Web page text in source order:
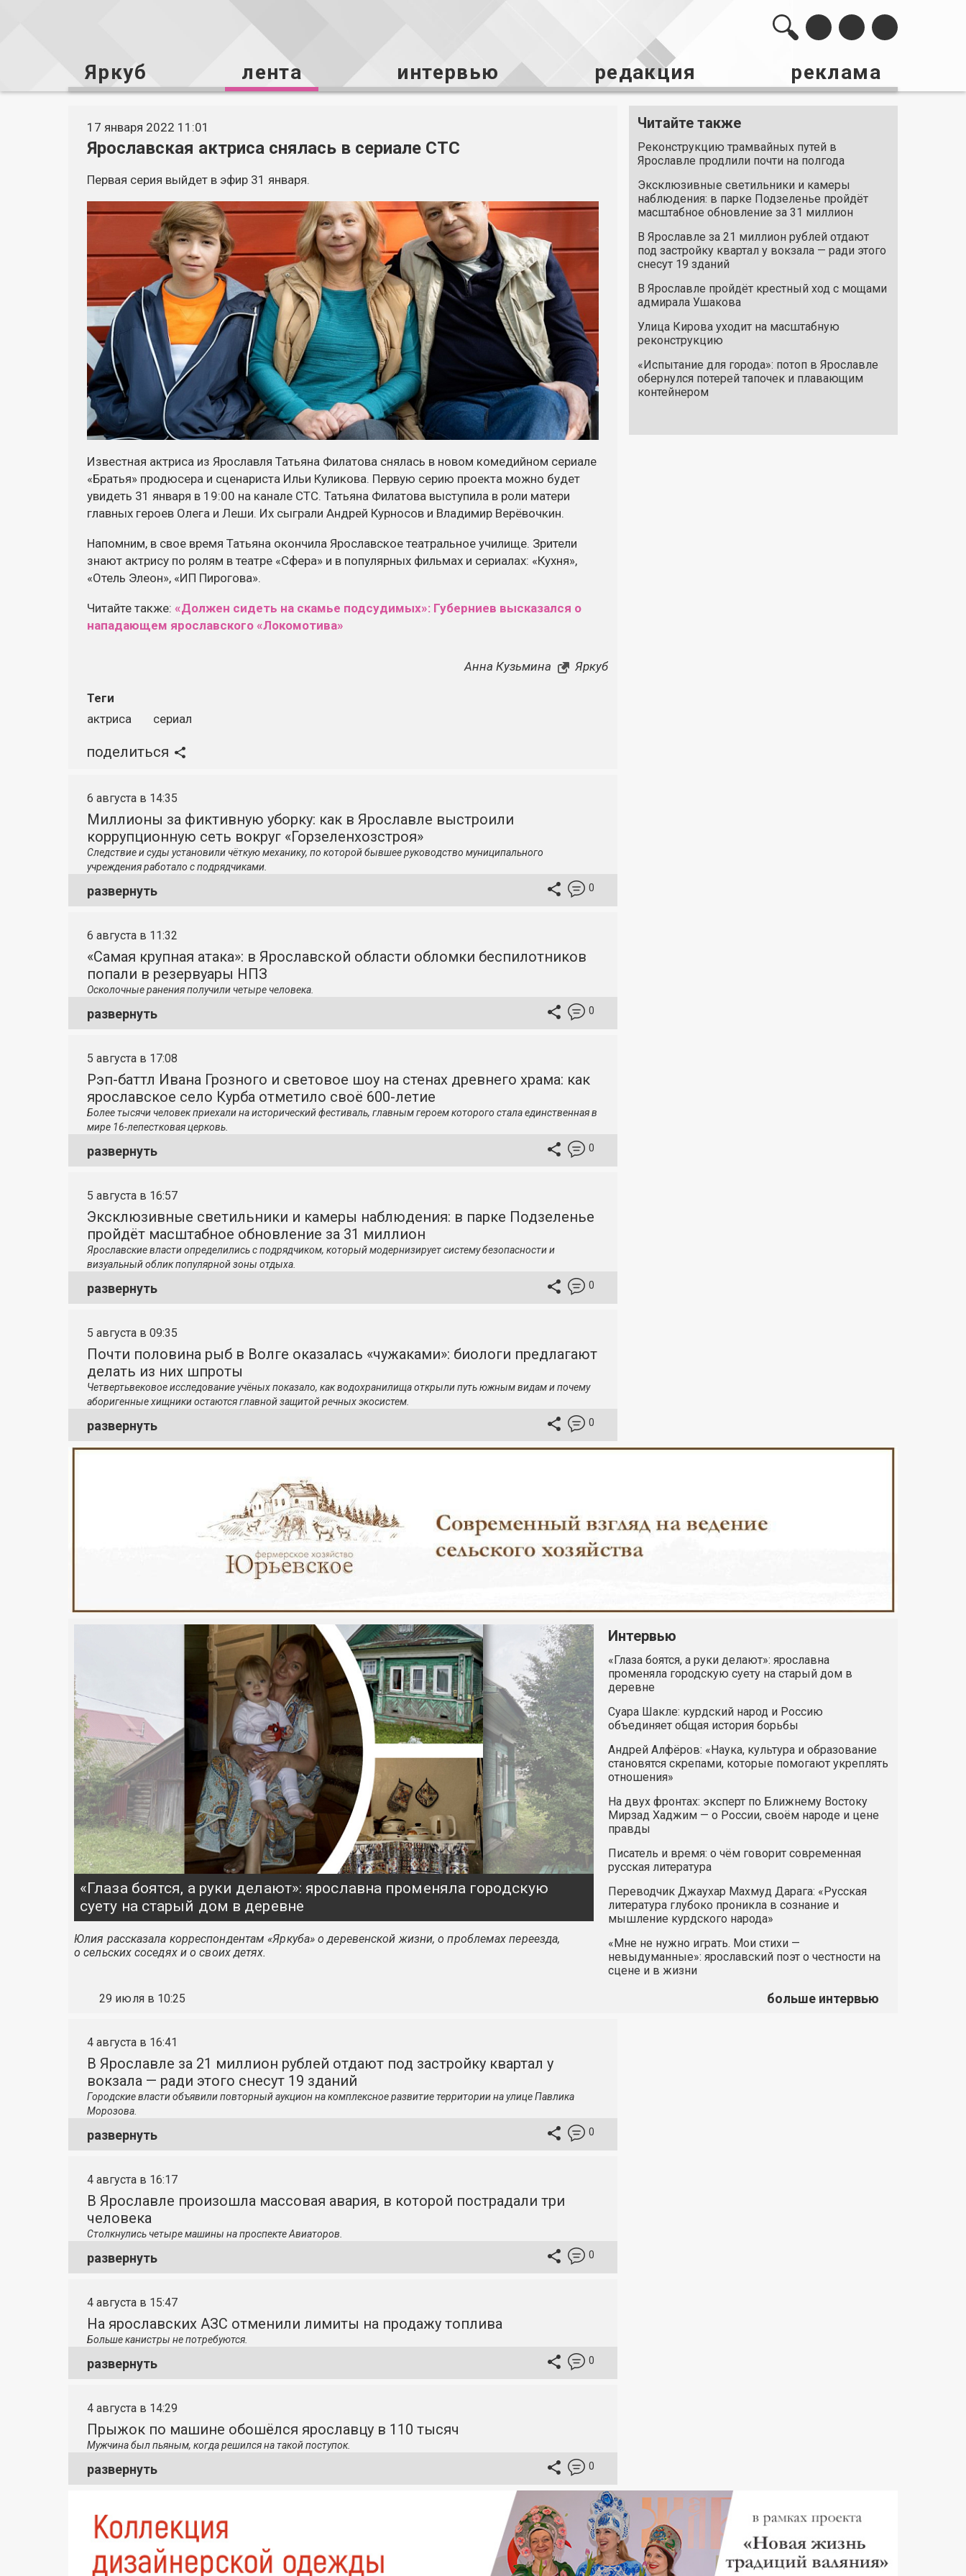
Яркуб лента интервью редакция реклама
17 января 2022 11:01
Ярославская актриса снялась в сериале СТС
Первая серия выйдет в эфир 31 января.
Известная актриса из Ярославля Татьяна Филатова снялась в новом комедийном сериале
«Братья» продюсера и сценариста Ильи Куликова. Первую серию проекта можно будет
увидеть 31 января в 19:00 на канале СТС. Татьяна Филатова выступила в роли матери
главных героев Олега и Леши. Их сыграли Андрей Курносов и Владимир Верёвочкин.
Напомним, в свое время Татьяна окончила Ярославское театральное училище. Зрители
знают актрису по ролям в театре «Сфера» и в популярных фильмах и сериалах: «Кухня»,
«Отель Элеон», «ИП Пирогова».
Читайте также: «Должен сидеть на скамье подсудимых»: Губерниев высказался о
нападающем ярославского «Локомотива»
Анна Кузьмина Яркуб
Теги
актриса
сериал
поделиться
Читайте также
Реконструкцию трамвайных путей в
Ярославле продлили почти на полгода
Эксклюзивные светильники и камеры
наблюдения: в парке Подзеленье пройдёт
масштабное обновление за 31 миллион
В Ярославле за 21 миллион рублей отдают
под застройку квартал у вокзала — ради этого
снесут 19 зданий
В Ярославле пройдёт крестный ход с мощами
адмирала Ушакова
Улица Кирова уходит на масштабную
реконструкцию
«Испытание для города»: потоп в Ярославле
обернулся потерей тапочек и плавающим
контейнером
6 августа в 14:35
Миллионы за фиктивную уборку: как в Ярославле выстроили
коррупционную сеть вокруг «Горзеленхозстроя»
Следствие и суды установили чёткую механику, по которой бывшее руководство муниципального
учреждения работало с подрядчиками.
развернуть 0
6 августа в 11:32
«Самая крупная атака»: в Ярославской области обломки беспилотников
попали в резервуары НПЗ
Осколочные ранения получили четыре человека.
развернуть 0
5 августа в 17:08
Рэп-баттл Ивана Грозного и световое шоу на стенах древнего храма: как
ярославское село Курба отметило своё 600-летие
Более тысячи человек приехали на исторический фестиваль, главным героем которого стала единственная в
мире 16-лепестковая церковь.
развернуть 0
5 августа в 16:57
Эксклюзивные светильники и камеры наблюдения: в парке Подзеленье
пройдёт масштабное обновление за 31 миллион
Ярославские власти определились с подрядчиком, который модернизирует систему безопасности и
визуальный облик популярной зоны отдыха.
развернуть 0
5 августа в 09:35
Почти половина рыб в Волге оказалась «чужаками»: биологи предлагают
делать из них шпроты
Четвертьвековое исследование учёных показало, как водохранилища открыли путь южным видам и почему
аборигенные хищники остаются главной защитой речных экосистем.
развернуть 0
«Глаза боятся, а руки делают»: ярославна променяла городскую
суету на старый дом в деревне
Юлия рассказала корреспондентам «Яркуба» о деревенской жизни, о проблемах переезда,
о сельских соседях и о своих детях.
29 июля в 10:25
Интервью
«Глаза боятся, а руки делают»: ярославна
променяла городскую суету на старый дом в
деревне
Суара Шакле: курдский народ и Россию
объединяет общая история борьбы
Андрей Алфёров: «Наука, культура и образование
становятся скрепами, которые помогают укреплять
отношения»
На двух фронтах: эксперт по Ближнему Востоку
Мирзад Хаджим — о России, своём народе и цене
правды
Писатель и время: о чём говорит современная
русская литература
Переводчик Джаухар Махмуд Дарага: «Русская
литература глубоко проникла в сознание и
мышление курдского народа»
«Мне не нужно играть. Мои стихи —
невыдуманные»: ярославский поэт о честности на
сцене и в жизни
больше интервью
4 августа в 16:41
В Ярославле за 21 миллион рублей отдают под застройку квартал у
вокзала — ради этого снесут 19 зданий
Городские власти объявили повторный аукцион на комплексное развитие территории на улице Павлика
Морозова.
развернуть 0
4 августа в 16:17
В Ярославле произошла массовая авария, в которой пострадали три
человека
Столкнулись четыре машины на проспекте Авиаторов.
развернуть 0
4 августа в 15:47
На ярославских АЗС отменили лимиты на продажу топлива
Больше канистры не потребуются.
развернуть 0
4 августа в 14:29
Прыжок по машине обошёлся ярославцу в 110 тысяч
Мужчина был пьяным, когда решился на такой поступок.
развернуть 0